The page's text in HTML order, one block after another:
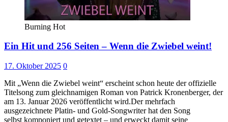
Burning Hot
Ein Hit und 256 Seiten – Wenn die Zwiebel weint!
17. Oktober 2025 0
Mit „Wenn die Zwiebel weint“ erscheint schon heute der offizielle
Titelsong zum gleichnamigen Roman von Patrick Kronenberger, der
am 13. Januar 2026 veröffentlicht wird.Der mehrfach
ausgezeichnete Platin- und Gold-Songwriter hat den Song
selbst komponiert und getextet – und erweckt damit seine